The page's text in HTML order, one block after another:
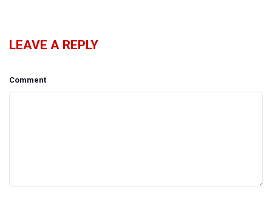
LEAVE A REPLY
Comment